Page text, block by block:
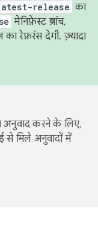
release का
मेनिफ़ेस्ट ब्रांच,
रेफ़रंस देगी. ज़्यादा
अनुवाद करने के लिए,
से मिले अनुवादों में